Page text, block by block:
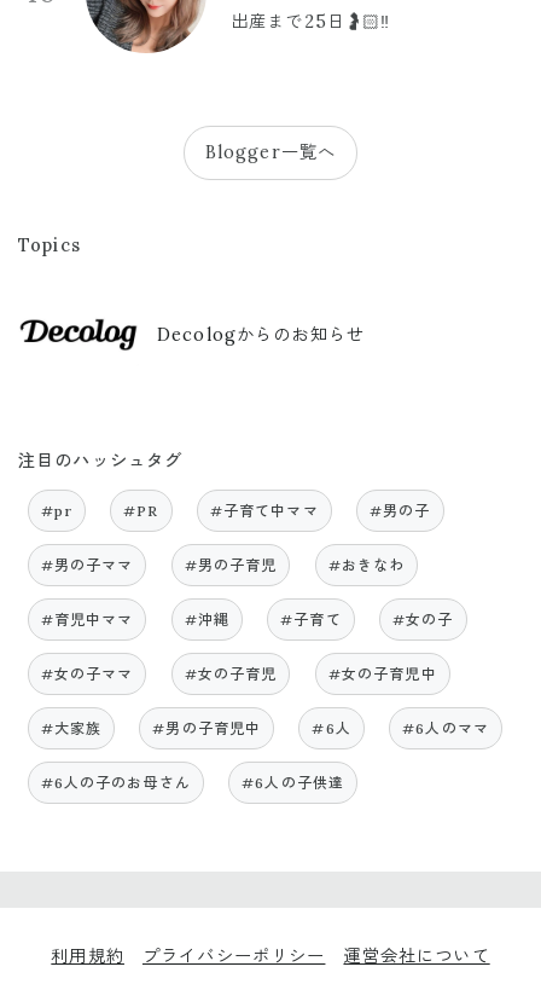
出産まで25日🤰🏻‼️
Blogger一覧へ
Topics
Decologからのお知らせ
注目のハッシュタグ
#pr #PR #子育て中ママ #男の子
#男の子ママ #男の子育児 #おきなわ
#育児中ママ #沖縄 #子育て #女の子
#女の子ママ #女の子育児 #女の子育児中
#大家族 #男の子育児中 #6人 #6人のママ
#6人の子のお母さん #6人の子供達
利用規約 プライバシーポリシー 運営会社について